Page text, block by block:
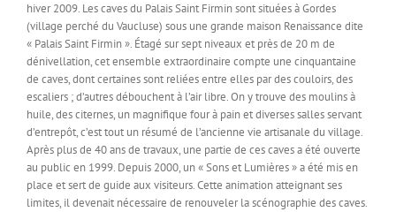
hiver 2009. Les caves du Palais Saint Firmin sont situées à Gordes
(village perché du Vaucluse) sous une grande maison Renaissance dite
« Palais Saint Firmin ». Étagé sur sept niveaux et près de 20 m de
dénivellation, cet ensemble extraordinaire compte une cinquantaine
de caves, dont certaines sont reliées entre elles par des couloirs, des
escaliers ; d’autres débouchent à l’air libre. On y trouve des moulins à
huile, des citernes, un magnifique four à pain et diverses salles servant
d’entrepôt, c’est tout un résumé de l’ancienne vie artisanale du village.
Après plus de 40 ans de travaux, une partie de ces caves a été ouverte
au public en 1999. Depuis 2000, un « Sons et Lumières » a été mis en
place et sert de guide aux visiteurs. Cette animation atteignant ses
limites, il devenait nécessaire de renouveler la scénographie des caves.